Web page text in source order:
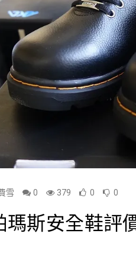
雪 0 379 0 0
斯安全鞋評